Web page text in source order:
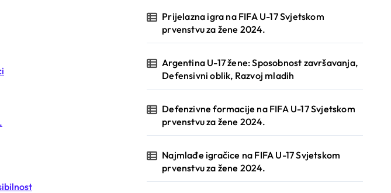
Prijelazna igra na FIFA U-17 Svjetskom
prvenstvu za žene 2024.
Argentina U-17 žene: Sposobnost završavanja,
Defensivni oblik, Razvoj mladih
Defenzivne formacije na FIFA U-17 Svjetskom
prvenstvu za žene 2024.
Najmlađe igračice na FIFA U-17 Svjetskom
prvenstvu za žene 2024.